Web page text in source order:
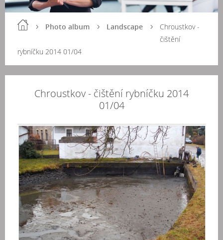
Photo album Landscape
Chroustkov -
čištění
rybníčku 2014 01/04
Chroustkov - čištění rybníčku 2014
01/04